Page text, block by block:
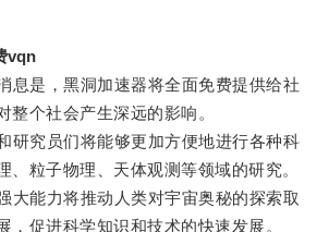
vqn
是，黑洞加速器将全面免费提供给社
整个社会产生深远的影响。
究员们将能够更加方便地进行各种科
、粒子物理、天体观测等领域的研究。
能力将推动人类对宇宙奥秘的探索取
，促进科学知识和技术的快速发展。